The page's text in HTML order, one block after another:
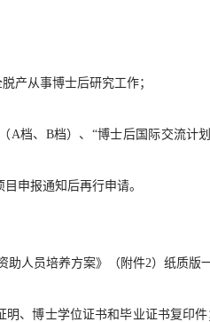
产从事博士后研究工作；
A档、B档）、“博士后国际交流
申报通知后再行申请。
人员培养方案》（附件2）纸质版
、博士学位证书和毕业证书复印